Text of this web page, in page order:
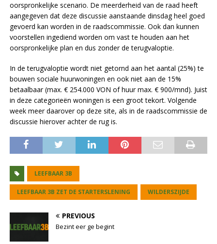
oorspronkelijke scenario. De meerderheid van de raad heeft
aangegeven dat deze discussie aanstaande dinsdag heel goed
gevoerd kan worden in de raadscommissie. Ook dan kunnen
voorstellen ingediend worden om vast te houden aan het
oorspronkelijke plan en dus zonder de terugvaloptie.
In de terugvaloptie wordt niet getornd aan het aantal (25%) te
bouwen sociale huurwoningen en ook niet aan de 15%
betaalbaar (max. € 254.000 VON of huur max. € 900/mnd). Juist
in deze categorieën woningen is een groot tekort. Volgende
week meer daarover op deze site, als in de raadscommissie de
discussie hierover achter de rug is.
LEEFBAAR 3B
LEEFBAAR 3B ZET DE STARTERSLENING WILDERSZIJDE
PREVIOUS
Bezint eer ge begint